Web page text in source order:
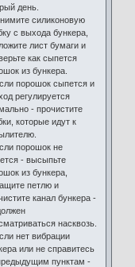
день.
силиконовую
с выхода бункера,
лист бумаги и
как сыпется
из бункера.
порошок сыпется и
регулируется
- прочистите
которые идут к
порошок не
- высыпьте
из бункера,
петлю и
канал бункера -
насквозь.
нет вибрации
или не справитесь
пунктам -